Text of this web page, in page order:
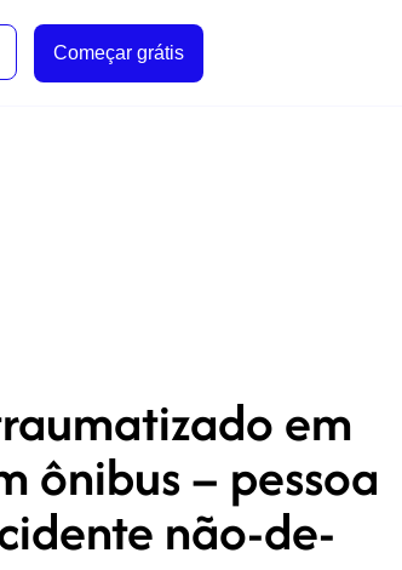
Começar grátis
em
ônibus – pessoa
não-de-